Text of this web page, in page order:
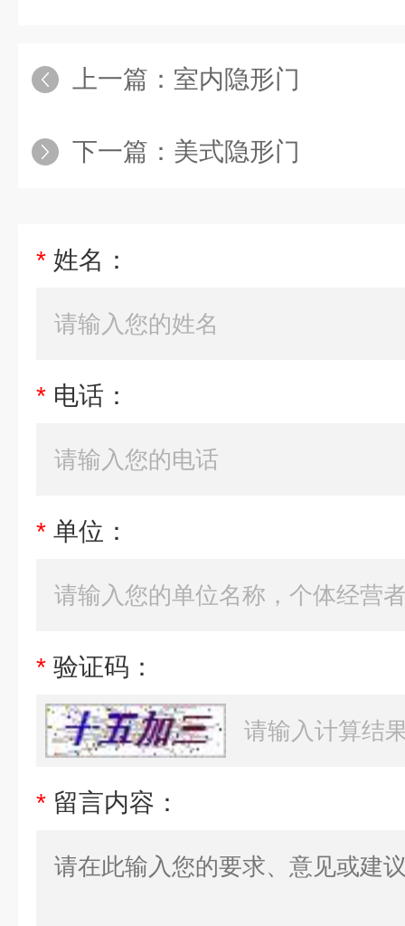
上一篇： 室内隐形门
下一篇： 美式隐形门
* 姓名：
* 电话：
* 单位：
* 验证码：
* 留言内容：